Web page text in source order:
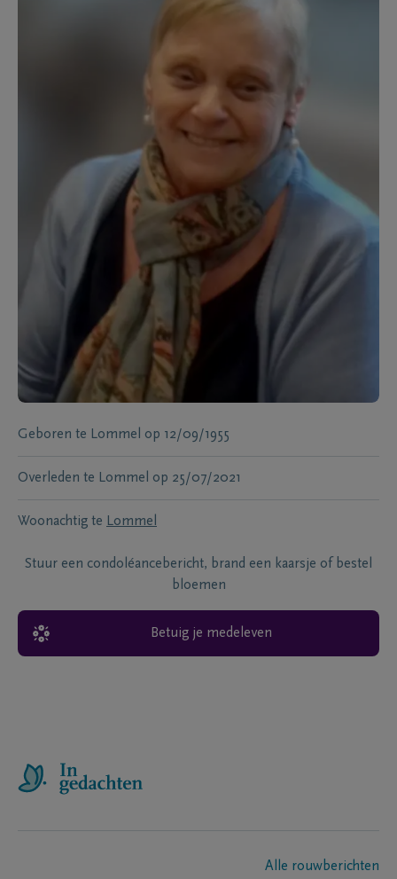
Geboren te Lommel op 12/09/1955
Overleden te Lommel op 25/07/2021
Woonachtig te Lommel
Stuur een condoléancebericht, brand een kaarsje of bestel
bloemen
Betuig je medeleven
Alle rouwberichten